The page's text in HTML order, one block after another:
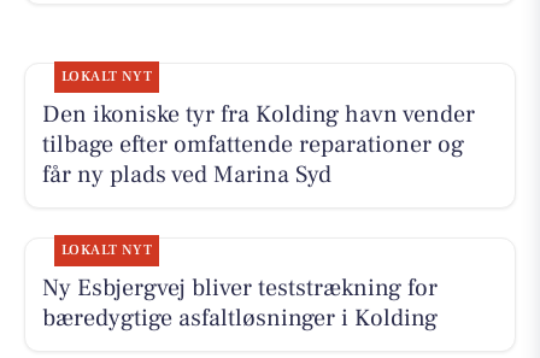
LOKALT NYT
Den ikoniske tyr fra Kolding havn vender
tilbage efter omfattende reparationer og
får ny plads ved Marina Syd
LOKALT NYT
Ny Esbjergvej bliver teststrækning for
bæredygtige asfaltløsninger i Kolding